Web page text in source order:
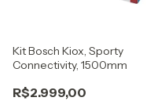
Kit Bosch Kiox, Sporty
Connectivity, 1500mm
R$2.999,00